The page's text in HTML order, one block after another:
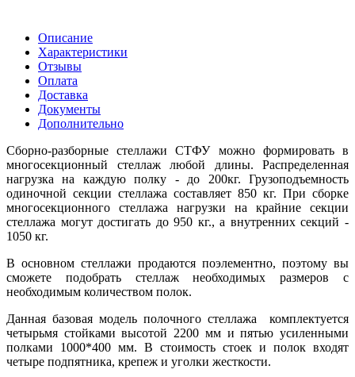
Описание
Характеристики
Отзывы
Оплата
Доставка
Документы
Дополнительно
Сборно-разборные стеллажи СТФУ можно формировать в
многосекционный стеллаж любой длины. Распределенная
нагрузка на каждую полку - до 200кг. Грузоподъемность
одиночной секции стеллажа составляет 850 кг. При сборке
многосекционного стеллажа нагрузки на крайние секции
стеллажа могут достигать до 950 кг., а внутренних секций -
1050 кг.
В основном стеллажи продаются поэлементно, поэтому вы
сможете подобрать стеллаж необходимых размеров с
необходимым количеством полок.
Данная базовая модель полочного стеллажа комплектуется
четырьмя стойками высотой 2200 мм и пятью усиленными
полками 1000*400 мм. В стоимость стоек и полок входят
четыре подпятника, крепеж и уголки жесткости.